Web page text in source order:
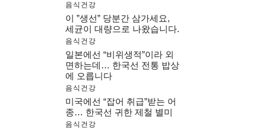
음식건강
이 ”생선” 당분간 삼가세요,
세균이 대량으로 나왔습니다.
음식건강
일본에선 “비위생적”이라 외
면하는데… 한국선 전통 밥상
에 오릅니다
음식건강
미국에선 “잡어 취급”받는 어
종… 한국선 귀한 제철 별미
음식건강